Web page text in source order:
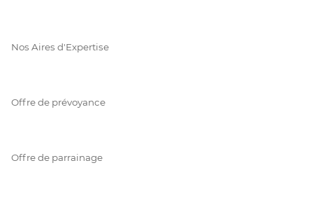
Nos Aires d'Expertise
Offre de prévoyance
Offre de parrainage